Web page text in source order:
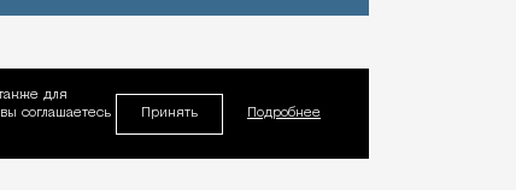
для
соглашаетесь
Принять Подробнее